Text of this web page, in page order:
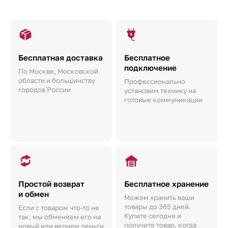
Бесплатная доставка
По Москве, Московской
области и большинству
городов России
Бесплатное
подключение
Профессионально
установим технику на
готовые коммуникации
Простой возврат
и обмен
Если с товаром что-то не
так, мы обменяем его на
новый или вернем деньги
Бесплатное хранение
Можем хранить ваши
товары до 365 дней.
Купите сегодня и
получите товар, когда